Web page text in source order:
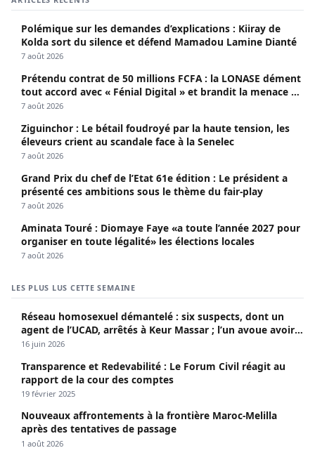
Polémique sur les demandes d’explications : Kiiray de
Kolda sort du silence et défend Mamadou Lamine Dianté
7 août 2026
Prétendu contrat de 50 millions FCFA : la LONASE dément
tout accord avec « Fénial Digital » et brandit la menace de
poursuites
7 août 2026
Ziguinchor : Le bétail foudroyé par la haute tension, les
éleveurs crient au scandale face à la Senelec
7 août 2026
Grand Prix du chef de l’Etat 61e édition : Le président a
présenté ces ambitions sous le thème du fair-play
7 août 2026
Aminata Touré : Diomaye Faye «a toute l’année 2027 pour
organiser en toute légalité» les élections locales
7 août 2026
LES PLUS LUS CETTE SEMAINE
Réseau homosexuel démantelé : six suspects, dont un
agent de l’UCAD, arrêtés à Keur Massar ; l’un avoue avoir
propagé le VIH depuis 2018
16 juin 2026
Transparence et Redevabilité : Le Forum Civil réagit au
rapport de la cour des comptes
19 février 2025
Nouveaux affrontements à la frontière Maroc-Melilla
après des tentatives de passage
1 août 2026